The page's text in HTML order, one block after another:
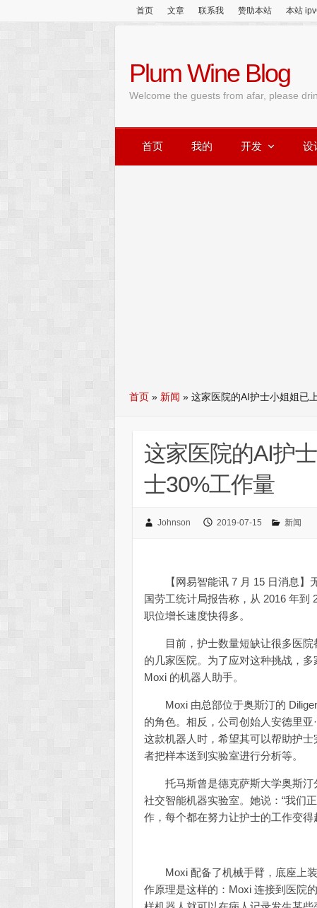
首页 文章 联系我 赞助本站 本站
Plum Wine Blog
Welcome the guests from afar, please
首页 我的 开发 设
首页 » 新闻 » 这家医院的AI护士小姐姐已
这家医院的AI护
士30%工作量
Johnson 2019-07-15 新闻
【网易智能讯 7 月 15 日消息】
国劳工统计局报告称，从 2016 年到
职位增长速度快得多。
目前，护士数量短缺让很多医院
的几家医院。为了应对这种挑战，
Moxi 的机器人助手。
Moxi 由总部位于奥斯汀的
的角色。相反，公司创始人安德里亚
这款机器人时，希望其可以帮助护
者把样本送到实验室进行分析等。
托马斯曾是德克萨斯大学奥斯汀
社交智能机器实验室。她说：“我们
作，每个都在努力让护士的工作变得
Moxi 配备了机械手臂，底座上装
作原理是这样的：Moxi 连接到医院